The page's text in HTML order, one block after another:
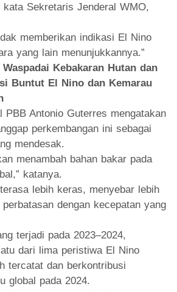
kata Sekretaris Jenderal WMO,
memberikan indikasi El Nino
yang lain menunjukkannya.”
Waspadai Kebakaran Hutan dan
Buntut El Nino dan Kemarau
PBB Antonio Guterres mengatakan
perkembangan ini sebagai
mendesak.
menambah bahan bakar pada
katanya.
lebih keras, menyebar lebih
dengan kecepatan yang
terjadi pada 2023–2024,
dari lima peristiwa El Nino
tercatat dan berkontribusi
global pada 2024.